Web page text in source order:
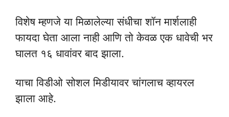
विशेष म्हणजे या मिळालेल्या संधीचा शॉन मार्शलाही
फायदा घेता आला नाही आणि तो केवळ एक धावेची भर
घालत १६ धावांवर बाद झाला.
याचा विडीओ सोशल मिडीयावर चांगलाच व्हायरल
झाला आहे.